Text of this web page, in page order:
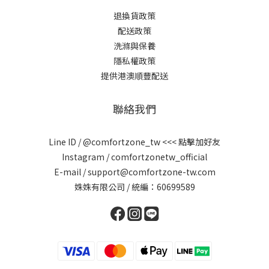
退換貨政策
配送政策
洗滌與保養
隱私權政策
提供港澳順豐配送
聯絡我們
Line ID /@comfortzone_tw <<< 點擊加好友
Instagram / comfortzonetw_official
E-mail / support@comfortzone-tw.com
姝姝有限公司 / 統編：60699589